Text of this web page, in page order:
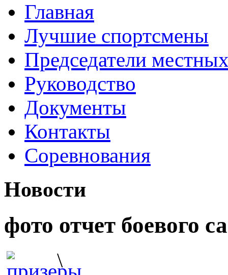
Главная
Лучшие спортсмены
Председатели
Руководство
Документы
Контакты
Соревнования
Новости
фото отчет боевого
\